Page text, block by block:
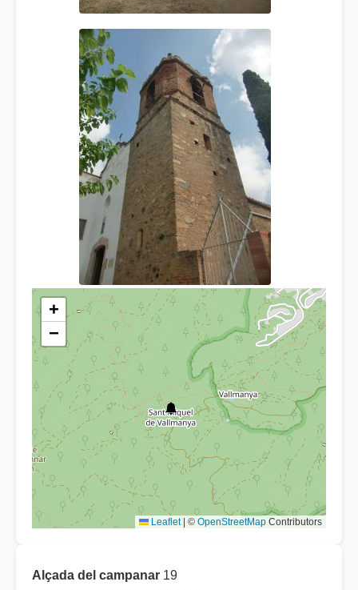
+
−
Leaflet © OpenStreetMap Contributors
Alçada del campanar 19